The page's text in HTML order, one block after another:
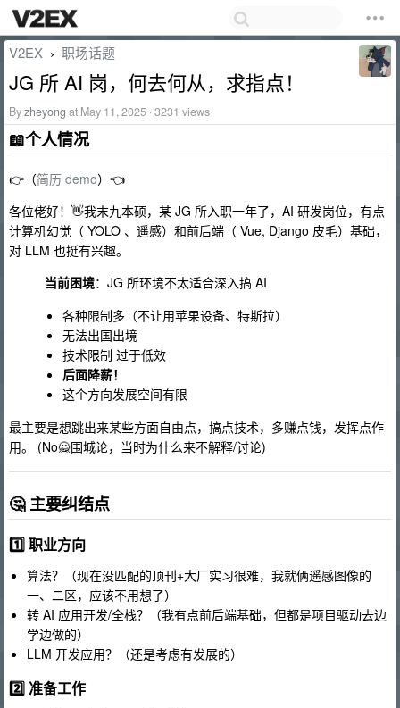
V2EX › 职场话题
JG 所 AI 岗，何去何从，求指点！
Byzheyong at May 11, 2025 · 3231 views
📖个人情况
👉（简历 demo）👈
各位佬好！👋我末九本硕，某 JG 所入职一年了，AI 研发岗位，有点
计算机幻觉（ YOLO 、遥感）和前后端（ Vue, Django 皮毛）基础，
对 LLM 也挺有兴趣。
当前困境：JG 所环境不太适合深入搞 AI
各种限制多（不让用苹果设备、特斯拉）
无法出国出境
技术限制 过于低效
后面降薪！
这个方向发展空间有限
最主要是想跳出来某些方面自由点，搞点技术，多赚点钱，发挥点作
用。 (No🙅围城论，当时为什么来不解释/讨论)
🤔 主要纠结点
1️⃣职业方向
算法？（现在没匹配的顶刊+大厂实习很难，我就俩遥感图像的
一、二区，应该不用想了）
转 AI 应用开发/全栈？（我有点前后端基础，但都是项目驱动去边
学边做的）
LLM 开发应用？（还是考虑有发展的）
2️⃣ 准备工作